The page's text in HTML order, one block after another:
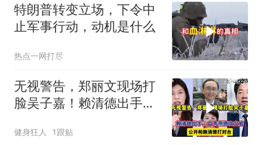
特朗普转变立场，下令中
止军事行动，动机是什么
热点一网打尽
无视警告，郑丽文现场打
脸吴子嘉！赖清德出手，
健身狂人 1跟贴